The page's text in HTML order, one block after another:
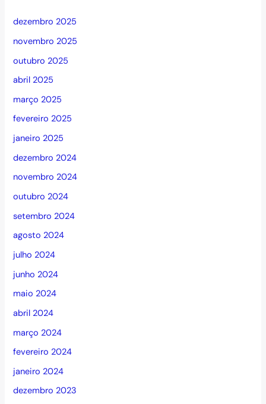
dezembro 2025
novembro 2025
outubro 2025
abril 2025
março 2025
fevereiro 2025
janeiro 2025
dezembro 2024
novembro 2024
outubro 2024
setembro 2024
agosto 2024
julho 2024
junho 2024
maio 2024
abril 2024
março 2024
fevereiro 2024
janeiro 2024
dezembro 2023